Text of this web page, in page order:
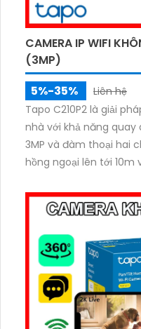
CAMERA IP WIFI
(3MP)
5%-35%
Liên hệ
Tapo C210P2 là giải
nhà với khả năng
3MP và đàm thoại hai
hồng ngoại lên tới
đêm. Công nghệ phát
giúp gửi cảnh báo tức
bạn luôn chủ động